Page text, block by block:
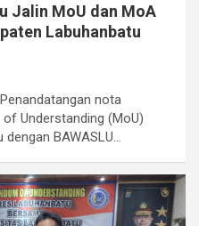
Jalin MoU dan MoA
Labuhanbatu
nota
Understanding (MoU)
BAWASLU…